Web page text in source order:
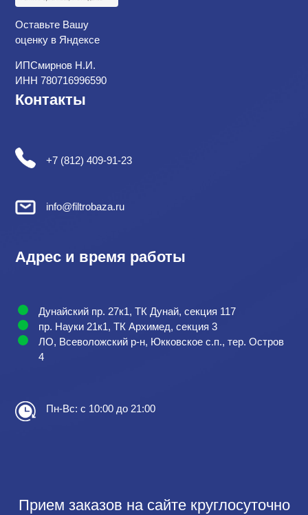
Оставьте Вашу
оценку в Яндексе
ИПСмирнов Н.И.
ИНН 780716996590
Контакты
+7 (812) 409-91-23
info@filtrobaza.ru
Адрес и время работы
Дунайский пр. 27к1, ТК Дунай, секция 117
пр. Науки 21к1, ТК Архимед, секция 3
ЛО, Всеволожский р-н, Юкковское с.п., тер. Остров
4
Пн-Вс: с 10:00 до 21:00
Прием заказов на сайте круглосуточно